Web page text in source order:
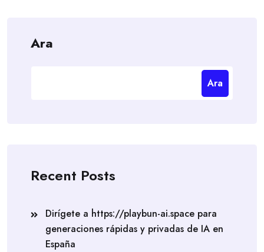
Ara
Ara
Recent Posts
Dirígete a https://playbun-ai.space para
generaciones rápidas y privadas de IA en
España